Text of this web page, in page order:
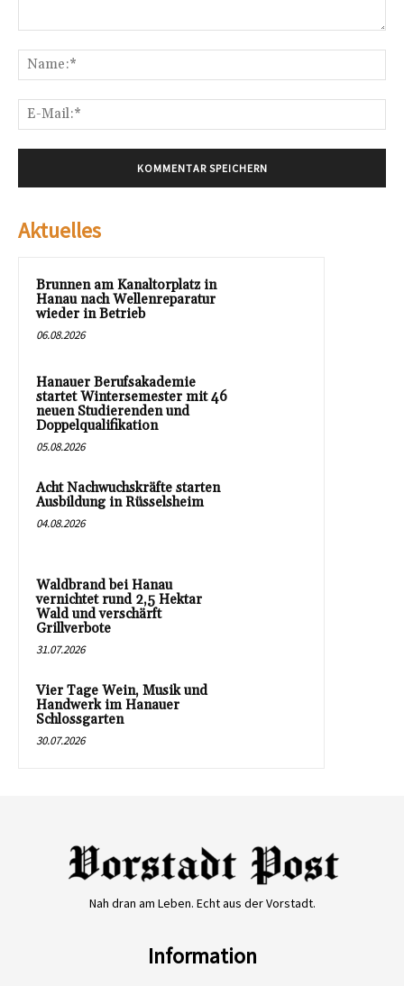
Aktuelles
Brunnen am Kanaltorplatz in
Hanau nach Wellenreparatur
wieder in Betrieb
06.08.2026
Hanauer Berufsakademie
startet Wintersemester mit 46
neuen Studierenden und
Doppelqualifikation
05.08.2026
Acht Nachwuchskräfte starten
Ausbildung in Rüsselsheim
04.08.2026
Waldbrand bei Hanau
vernichtet rund 2,5 Hektar
Wald und verschärft
Grillverbote
31.07.2026
Vier Tage Wein, Musik und
Handwerk im Hanauer
Schlossgarten
30.07.2026
Nah dran am Leben. Echt aus der Vorstadt.
Information